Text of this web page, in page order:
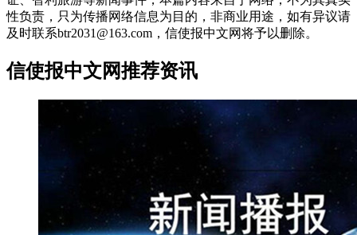
性负责，只为传播网络信息为目的，非商业用途，如有异议请
及时联系btr2031@163.com，信使报中文网将予以删除。
信使报中文网推荐资讯